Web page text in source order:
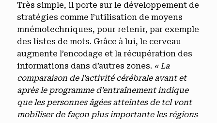
Très simple, il porte sur le développement de
stratégies comme l’utilisation de moyens
mnémotechniques, pour retenir, par exemple
des listes de mots. Grâce à lui, le cerveau
augmente l’encodage et la récupération des
informations dans d’autres zones. « La
comparaison de l’activité cérébrale avant et
après le programme d’entraînement indique
que les personnes âgées atteintes de tcl vont
mobiliser de façon plus importante les régions